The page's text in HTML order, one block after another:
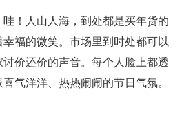
！人山人海，到处都是买年货的
福的微笑。市场里到时处都可以
价还价的声音。每个人脸上都透
气洋洋、热热闹闹的节日气氛。